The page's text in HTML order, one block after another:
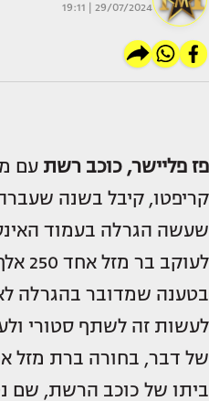
29/07/2024 | 19:11
פז פליישר, כוכב רשת עם
קריפטו, קיבל בשנה
שעשה הגרלה בעמוד
בטענה שמדובר בהגרלה
לעשות זה לשתף סטורי
של דבר, בחורה ברת מזל
ביתו של כוכב הרשת, שם